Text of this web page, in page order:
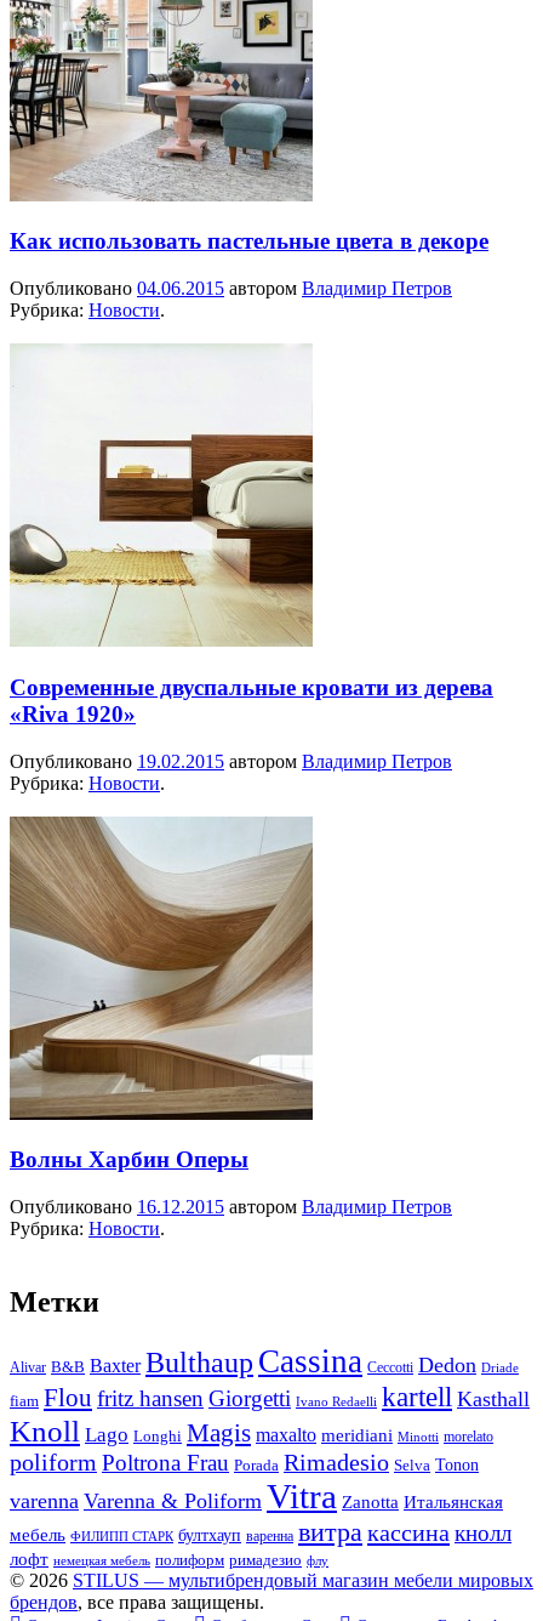
Как использовать пастельные цвета в декоре
Опубликовано 04.06.2015 автором Владимир Петров
Рубрика: Новости.
Современные двуспальные кровати из дерева
«Riva 1920»
Опубликовано 19.02.2015 автором Владимир Петров
Рубрика: Новости.
Волны Харбин Оперы
Опубликовано 16.12.2015 автором Владимир Петров
Рубрика: Новости.
Метки
Alivar B&B Baxter Bulthaup Cassina Ceccotti Dedon Driade
fiam Flou fritz hansen Giorgetti Ivano Redaelli kartell Kasthall
Knoll Lago Longhi Magis maxalto meridiani Minotti morelato
poliform Poltrona Frau Porada Rimadesio Selva Tonon
varenna Varenna & Poliform Vitra Zanotta Итальянская
мебель ФИЛИПП СТАРК бултхауп варенна витра кассина кнолл
лофт немецкая мебель полиформ римадезио флу
© 2026 STILUS — мультибрендовый магазин мебели мировых
брендов, все права защищены.